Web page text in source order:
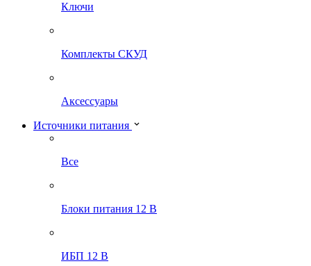
Ключи
Комплекты СКУД
Аксессуары
Источники питания
Все
Блоки питания 12 В
ИБП 12 В